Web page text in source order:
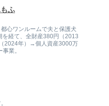
ふ
心ワンルームで夫と保護犬
を経て、全財産380円（2013
2024年）→個人資産3000万
業。